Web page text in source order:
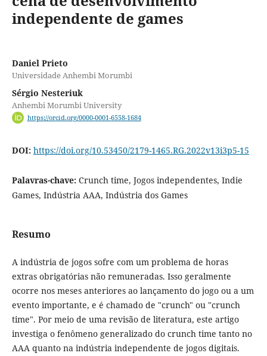
independente de games
Daniel Prieto
Universidade Anhembi Morumbi
Sérgio Nesteriuk
Anhembi Morumbi University
https://orcid.org/0000-0001-6558-1684
DOI: https://doi.org/10.53450/2179-1465.RG.2022v13i3p5-15
Palavras-chave: Crunch time, Jogos independentes, Indie
Games, Indústria AAA, Indústria dos Games
Resumo
A indústria de jogos sofre com um problema de horas
extras obrigatórias não remuneradas. Isso geralmente
ocorre nos meses anteriores ao lançamento do jogo ou a um
evento importante, e é chamado de "crunch" ou "crunch
time". Por meio de uma revisão de literatura, este artigo
investiga o fenômeno generalizado do crunch time tanto no
AAA quanto na indústria independente de jogos digitais.